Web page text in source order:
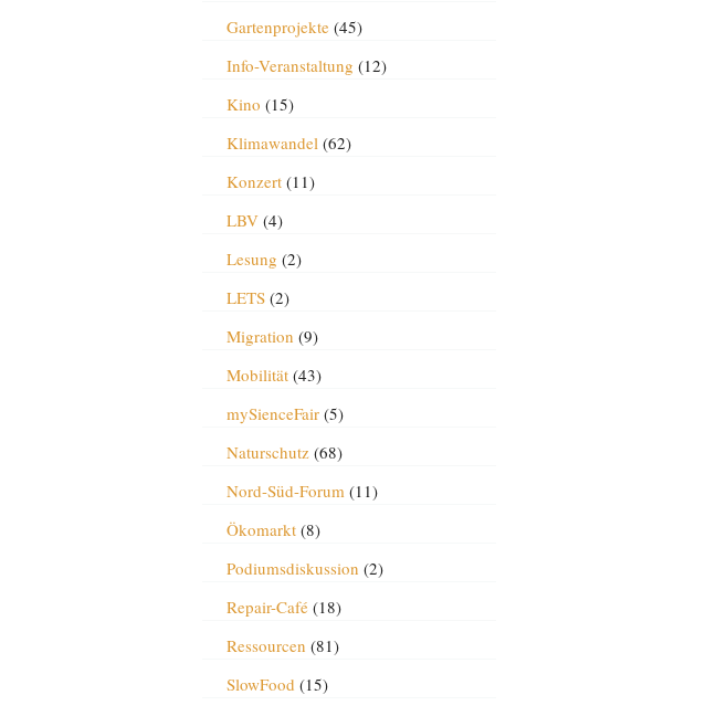
Gartenprojekte(45)
Info-Veranstaltung (12)
Kino (15)
Klimawandel(62)
Konzert(11)
LBV(4)
Lesung (2)
LETS(2)
Migration (9)
Mobilität(43)
mySienceFair(5)
Naturschutz(68)
Nord-Süd-Forum(11)
Ökomarkt(8)
Podiumsdiskussion (2)
Repair-Café(18)
Ressourcen (81)
SlowFood (15)